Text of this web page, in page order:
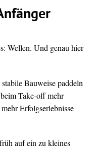
Wellen. Und genau hier
Bauweise paddeln
Take-off mehr
Erfolgserlebnisse
auf ein zu kleines